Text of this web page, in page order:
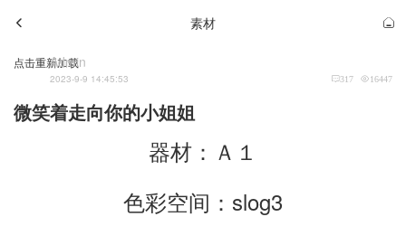
素材
点击重新加载
Admin
2023-9-9 14:45:53 317 16447
微笑着走向你的小姐姐
器材：Ａ１
色彩空间：slog3